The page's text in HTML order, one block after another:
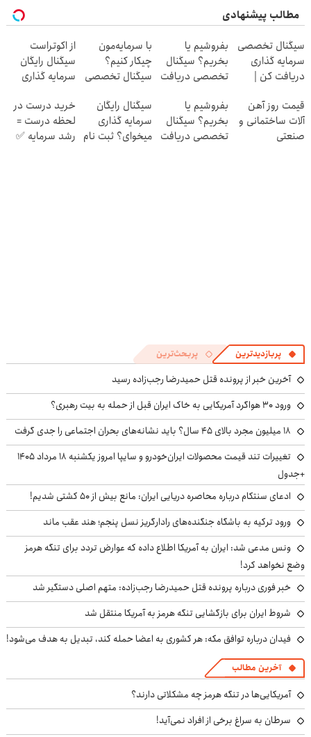
مطالب پیشنهادی
سیگنال تخصصی
سرمایه گذاری
دریافت کن |
بفروشیم یا
بخریم؟ سیگنال
تخصصی دریافت
رایگان )
با سرمایه‌مون
چیکار کنیم؟
سیگنال تخصصی
از اکوتراست
سیگنال رایگان
سرمایه گذاری
قیمت روز آهن
آلات ساختمانی و
صنعتی
بفروشیم یا
بخریم؟ سیگنال
تخصصی دریافت
سیگنال رایگان
سرمایه گذاری
میخوای؟ ثبت نام
خرید درست در
لحظه درست =
رشد سرمایه ✅
پربازدیدترین پربحث‌ترین
آخرین خبر از پرونده قتل حمیدرضا رجب‌زاده رسید
ورود ۳۰ هواگرد آمریکایی به خاک ایران قبل از حمله به بیت رهبری؟
۱۸ میلیون مجرد بالای ۴۵ سال؟ باید نشانه‌های بحران اجتماعی را جدی گرفت
تغییرات تند قیمت محصولات ایران‌خودرو و سایپا امروز یکشنبه ۱۸ مرداد ۱۴۰۵
+جدول
ادعای سنتکام درباره محاصره دریایی ایران: مانع بیش از ۵۰ کشتی شدیم!
ورود ترکیه به باشگاه جنگنده‌های رادارگریز نسل پنجم؛ هند عقب ماند
ونس مدعی شد: ایران به آمریکا اطلاع داده که عوارض تردد برای تنگه هرمز
وضع نخواهد کرد!
خبر فوری درباره پرونده قتل حمیدرضا رجب‌زاده: متهم اصلی دستگیر شد
شروط ایران برای بازگشایی تنگه هرمز به آمریکا منتقل شد
فیدان درباره توافق مکه: هر کشوری به اعضا حمله کند، تبدیل به هدف می‌شود!
آخرین مطالب
آمریکایی‌ها در تنگه هرمز چه مشکلاتی دارند؟
سرطان به سراغ برخی از افراد نمی‌آید!